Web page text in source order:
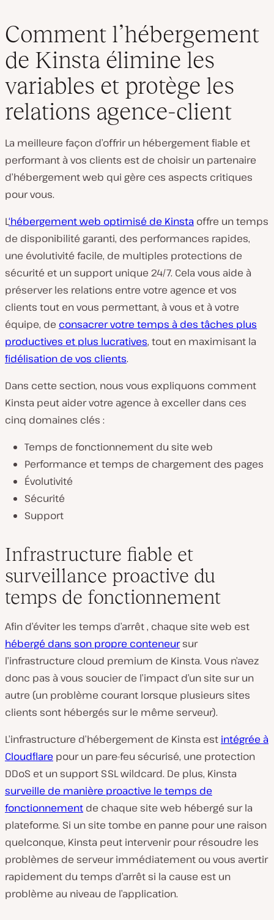
Comment l’hébergement
de Kinsta élimine les
variables et protège les
relations agence-client
La meilleure façon d’offrir un hébergement fiable et
performant à vos clients est de choisir un partenaire
d’hébergement web qui gère ces aspects critiques
pour vous.
L‘hébergement web optimisé de Kinsta offre un temps
de disponibilité garanti, des performances rapides,
une évolutivité facile, de multiples protections de
sécurité et un support unique 24/7. Cela vous aide à
préserver les relations entre votre agence et vos
clients tout en vous permettant, à vous et à votre
équipe, de consacrer votre temps à des tâches plus
productives et plus lucratives, tout en maximisant la
fidélisation de vos clients.
Dans cette section, nous vous expliquons comment
Kinsta peut aider votre agence à exceller dans ces
cinq domaines clés :
Temps de fonctionnement du site web
Performance et temps de chargement des pages
Évolutivité
Sécurité
Support
Infrastructure fiable et
surveillance proactive du
temps de fonctionnement
Afin d’éviter les temps d’arrêt, chaque site web est
hébergé dans son propre conteneursur
l’infrastructure cloud premium de Kinsta. Vous n’avez
donc pas à vous soucier de l’impact d’un site sur un
autre (un problème courant lorsque plusieurs sites
clients sont hébergés sur le même serveur).
L’infrastructure d’hébergement de Kinsta est intégrée à
Cloudflare pour un pare-feu sécurisé, une protection
DDoS et un support SSL wildcard. De plus, Kinsta
surveille de manière proactive le temps de
fonctionnement de chaque site web hébergé sur la
plateforme. Si un site tombe en panne pour une raison
quelconque, Kinsta peut intervenir pour résoudre les
problèmes de serveur immédiatement ou vous avertir
rapidement du temps d’arrêt si la cause est un
problème au niveau de l’application.